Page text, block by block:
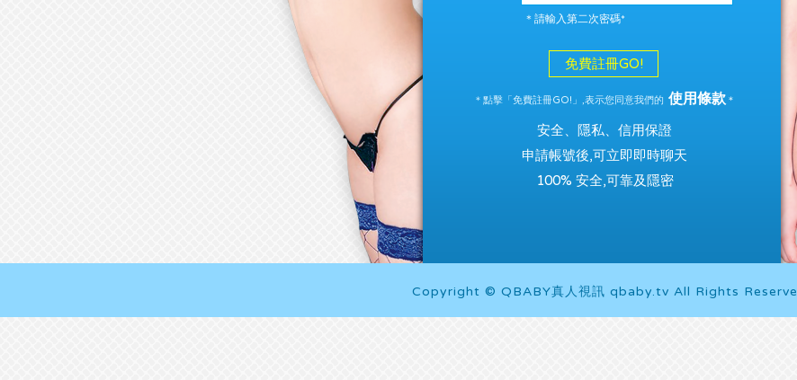
＊請輸入第二次密碼*
免費註冊GO!
＊點擊「免費註冊GO!」,表示您同意我們的 使用條款 ＊
安全、隱私、信用保證
申請帳號後,可立即即時聊天
100% 安全,可靠及隱密
Copyright © QBABY真人視訊 qbaby.tv All Rights Reserve